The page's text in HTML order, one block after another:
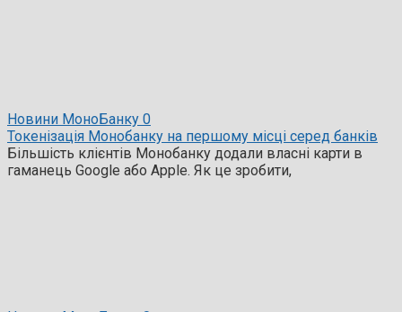
Новини МоноБанку 0
Токенізація Монобанку на першому місці серед банків
Більшість клієнтів Монобанку додали власні карти в
гаманець Google або Apple. Як це зробити,